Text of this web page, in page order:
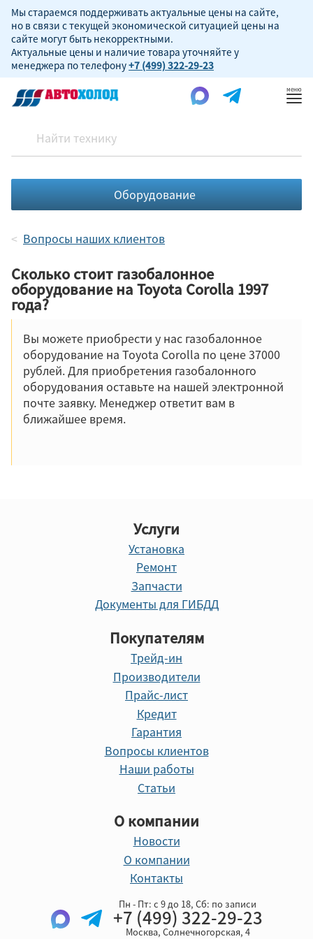
Мы стараемся поддерживать актуальные цены на сайте,
но в связи с текущей экономической ситуацией цены на
сайте могут быть некорректными.
Актуальные цены и наличие товара уточняйте у
менеджера по телефону+7 (499) 322-29-23
Оборудование
Вопросы наших клиентов
Сколько стоит газобалонное
оборудование на Toyota Corolla 1997
года?
Вы можете приобрести у нас газобалонное
оборудование на Toyota Corolla по цене 37000
рублей. Для приобретения газобалонного
оборудования оставьте на нашей электронной
почте заявку. Менеджер ответит вам в
ближайшее время.
Услуги
Установка
Ремонт
Запчасти
Документы для ГИБДД
Покупателям
Трейд-ин
Производители
Прайс-лист
Кредит
Гарантия
Вопросы клиентов
Наши работы
Статьи
О компании
Новости
О компании
Контакты
Пн - Пт: с 9 до 18, Cб: по записи
+7 (499) 322-29-23
Москва, Солнечногорская, 4